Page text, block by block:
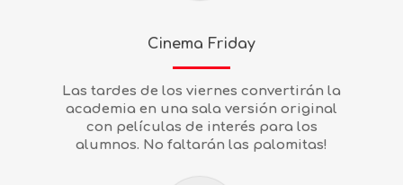
Cinema Friday
Las tardes de los viernes convertirán la
academia en una sala versión original
con películas de interés para los
alumnos. No faltarán las palomitas!